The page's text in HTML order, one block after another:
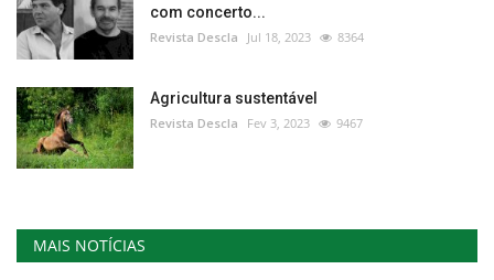
com concerto...
Revista Descla Jul 18, 2023 8364
Agricultura sustentável
Revista Descla Fev 3, 2023 9467
MAIS NOTÍCIAS